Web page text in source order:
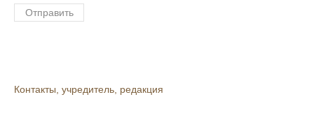
Контакты, учредитель, редакция